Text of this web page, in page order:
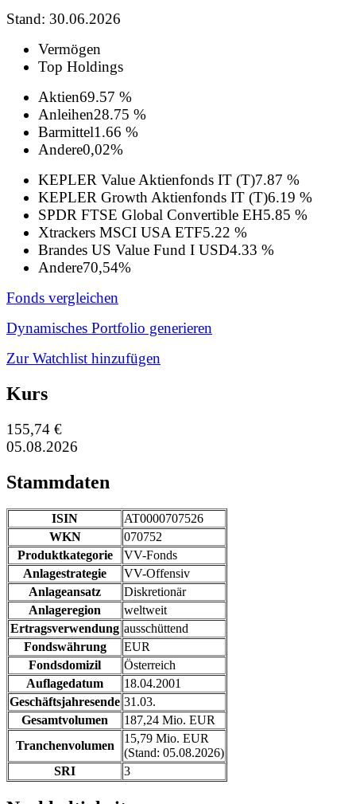
Stand: 30.06.2026
Vermögen
Top Holdings
Aktien69.57 %
Anleihen28.75 %
Barmittel1.66 %
Andere0,02%
KEPLER Value Aktienfonds IT (T)7.87 %
KEPLER Growth Aktienfonds IT (T)6.19 %
SPDR FTSE Global Convertible EH5.85 %
Xtrackers MSCI USA ETF5.22 %
Brandes US Value Fund I USD4.33 %
Andere70,54%
Fonds vergleichen
Dynamisches Portfolio generieren
Zur Watchlist hinzufügen
Kurs
155,74 €
05.08.2026
Stammdaten
ISIN
AT0000707526
WKN
070752
Produktkategorie
VV-Fonds
Anlagestrategie
VV-Offensiv
Anlageansatz
Diskretionär
Anlageregion
weltweit
Ertragsverwendung ausschüttend
Fondswährung
EUR
Fondsdomizil
Österreich
Auflagedatum
18.04.2001
Geschäftsjahresende 31.03.
Gesamtvolumen
187,24 Mio. EUR
Tranchenvolumen
15,79 Mio. EUR
(Stand: 05.08.2026)
SRI
3